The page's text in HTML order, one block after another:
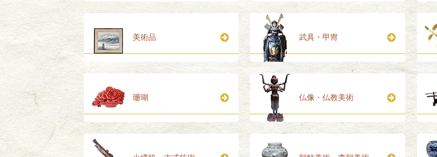
美術品 武具・甲冑
珊瑚 仏像・仏教美術